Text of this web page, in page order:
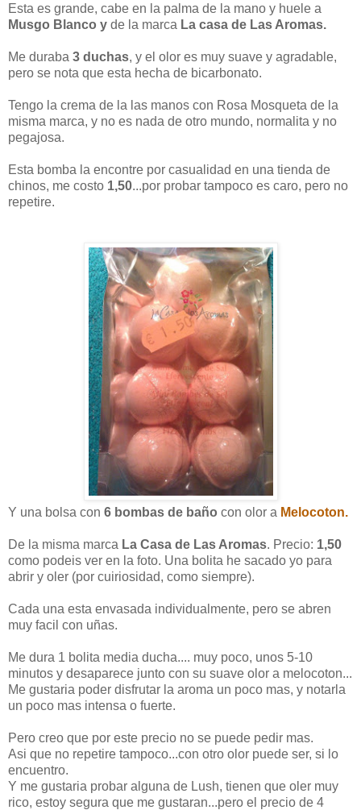
Esta es grande, cabe en la palma de la mano y huele a
Musgo Blanco y de la marca La casa de Las Aromas.
Me duraba 3 duchas, y el olor es muy suave y agradable,
pero se nota que esta hecha de bicarbonato.
Tengo la crema de la las manos con Rosa Mosqueta de la
misma marca, y no es nada de otro mundo, normalita y no
pegajosa.
Esta bomba la encontre por casualidad en una tienda de
chinos, me costo 1,50...por probar tampoco es caro, pero no
repetire.
Y una bolsa con 6 bombas de baño con olor a Melocoton.
De la misma marca La Casa de Las Aromas. Precio: 1,50
como podeis ver en la foto. Una bolita he sacado yo para
abrir y oler (por cuiriosidad, como siempre).
Cada una esta envasada individualmente, pero se abren
muy facil con uñas.
Me dura 1 bolita media ducha.... muy poco, unos 5-10
minutos y desaparece junto con su suave olor a melocoton...
Me gustaria poder disfrutar la aroma un poco mas, y notarla
un poco mas intensa o fuerte.
Pero creo que por este precio no se puede pedir mas.
Asi que no repetire tampoco...con otro olor puede ser, si lo
encuentro.
Y me gustaria probar alguna de Lush, tienen que oler muy
rico, estoy segura que me gustaran...pero el precio de 4